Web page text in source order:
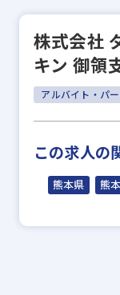
株式会社
キン 御領
アルバイト・パ
この求人の
熊本県 熊